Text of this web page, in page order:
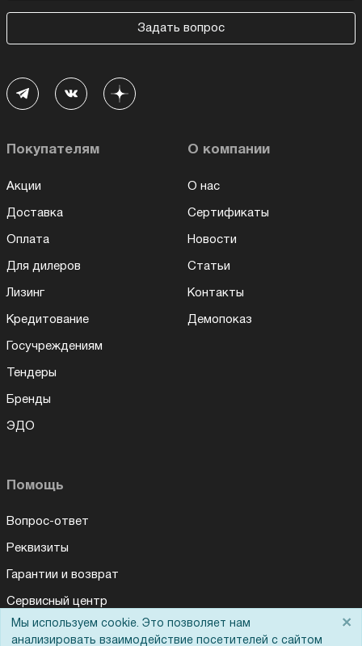
Задать вопрос
Покупателям
Акции
Доставка
Оплата
Для дилеров
Лизинг
Кредитование
Госучреждениям
Тендеры
Бренды
ЭДО
О компании
О нас
Сертификаты
Новости
Статьи
Контакты
Демопоказ
Помощь
Вопрос-ответ
Реквизиты
Гарантии и возврат
Сервисный центр
Вакансии
Мы используем cookie. Это позволяет нам
анализировать взаимодействие посетителей с сайтом
×